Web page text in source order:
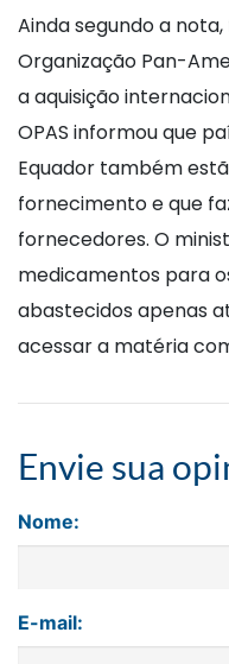
Ainda segundo a
Organização Pan-
a aquisição
OPAS informou que
Equador também
fornecimento e que
fornecedores. O
medicamentos para
abastecidos apenas
acessar a matéria
Envie sua
Nome:
E-mail: